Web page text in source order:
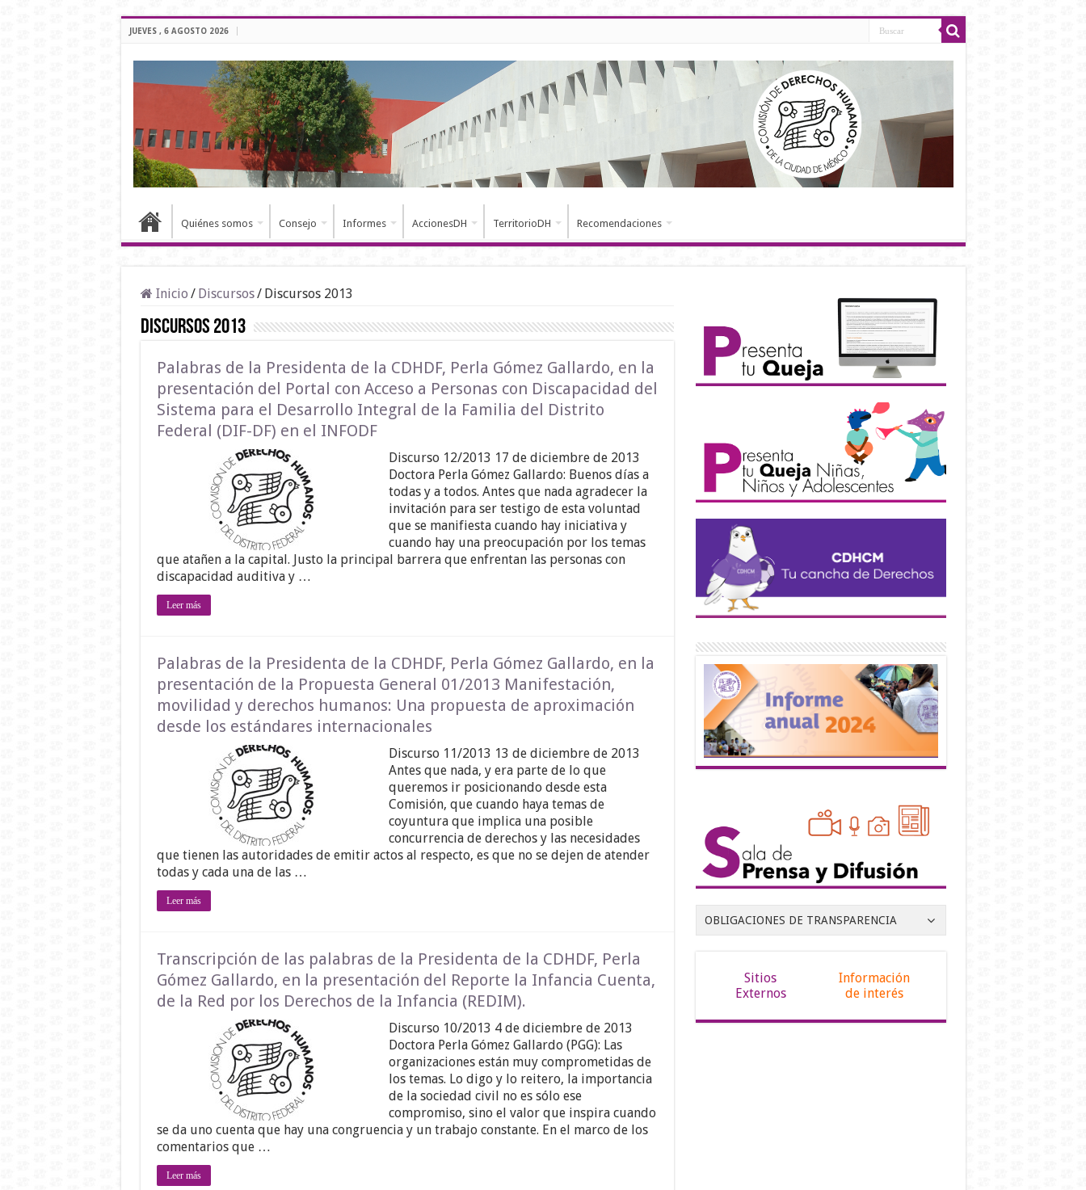
JUEVES , 6 AGOSTO 2026
Quiénes somos Consejo Informes AccionesDH TerritorioDH Recomendaciones
Inicio / Discursos/ Discursos 2013
Discursos 2013
Palabras de la Presidenta de la CDHDF, Perla Gómez Gallardo, en la
presentación del Portal con Acceso a Personas con Discapacidad del
Sistema para el Desarrollo Integral de la Familia del Distrito
Federal (DIF-DF) en el INFODF
Discurso 12/2013 17 de diciembre de 2013
Doctora Perla Gómez Gallardo: Buenos días a
todas y a todos. Antes que nada agradecer la
invitación para ser testigo de esta voluntad
que se manifiesta cuando hay iniciativa y
cuando hay una preocupación por los temas
que atañen a la capital. Justo la principal barrera que enfrentan las personas con
discapacidad auditiva y …
Leer más
Palabras de la Presidenta de la CDHDF, Perla Gómez Gallardo, en la
presentación de la Propuesta General 01/2013 Manifestación,
movilidad y derechos humanos: Una propuesta de aproximación
desde los estándares internacionales
Discurso 11/2013 13 de diciembre de 2013
Antes que nada, y era parte de lo que
queremos ir posicionando desde esta
Comisión, que cuando haya temas de
coyuntura que implica una posible
concurrencia de derechos y las necesidades
que tienen las autoridades de emitir actos al respecto, es que no se dejen de atender
todas y cada una de las …
Leer más
Transcripción de las palabras de la Presidenta de la CDHDF, Perla
Gómez Gallardo, en la presentación del Reporte la Infancia Cuenta,
de la Red por los Derechos de la Infancia (REDIM).
Discurso 10/2013 4 de diciembre de 2013
Doctora Perla Gómez Gallardo (PGG): Las
organizaciones están muy comprometidas de
los temas. Lo digo y lo reitero, la importancia
de la sociedad civil no es sólo ese
compromiso, sino el valor que inspira cuando
se da uno cuenta que hay una congruencia y un trabajo constante. En el marco de los
comentarios que …
Leer más
OBLIGACIONES DE TRANSPARENCIA
Sitios
Externos
Información
de interés